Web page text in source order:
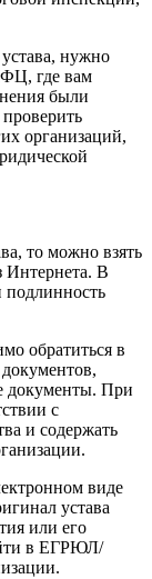
нужно
где вам
были
организаций,
то можно взять
Интернета. В
подлинность
обратиться в
документы. При
с
и содержать
виде
устава
или его
в ЕГРЮЛ/